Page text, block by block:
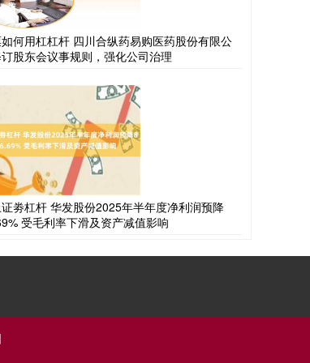
何用杠杠杆 四川合纵药易购医药股份有限公
股东会议事规则，强化公司治理
劵杠杆 华发股份2025年半年度净利润预降
受毛利率下滑及资产减值影响